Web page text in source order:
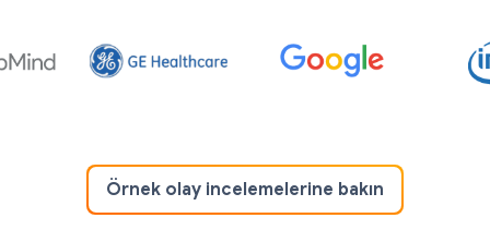
Örnek olay incelemelerine bakın